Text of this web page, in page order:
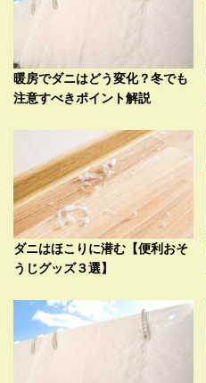
暖房でダニはどう変化？冬でも
注意すべきポイント解説
ダニはほこりに潜む【便利おそ
うじグッズ３選】